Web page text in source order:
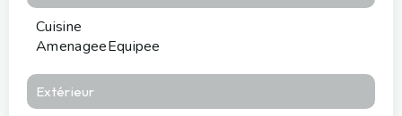
Cuisine
AmenageeEquipee
Extérieur